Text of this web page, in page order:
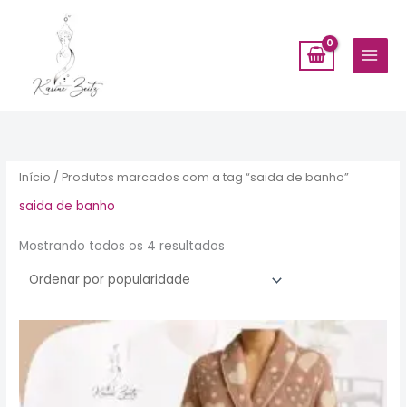
conteúdo
Início / Produtos marcados com a tag “saida de banho”
saida de banho
Mostrando todos os 4 resultados
Este
produto
tem
várias
variantes.